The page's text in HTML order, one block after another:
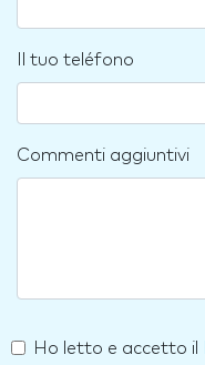
Il tuo teléfono
Commenti aggiuntivi
Ho letto e accetto il